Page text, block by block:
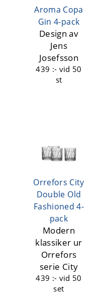
Aroma Copa
Gin 4-pack
Design av
Jens
Josefsson
439 :- vid 50
st
Orrefors City
Double Old
Fashioned 4-
pack
Modern
klassiker ur
Orrefors
serie City
439 :- vid 50
set